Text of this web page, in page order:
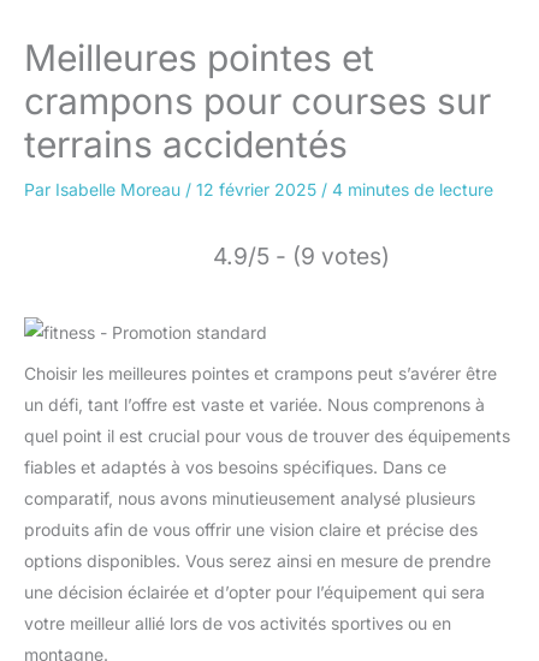
Meilleures pointes et
crampons pour courses sur
terrains accidentés
Par Isabelle Moreau / 12 février 2025 / 4 minutes de lecture
4.9/5 - (9 votes)
Choisir les meilleures pointes et crampons peut s’avérer être
un défi, tant l’offre est vaste et variée. Nous comprenons à
quel point il est crucial pour vous de trouver des équipements
fiables et adaptés à vos besoins spécifiques. Dans ce
comparatif, nous avons minutieusement analysé plusieurs
produits afin de vous offrir une vision claire et précise des
options disponibles. Vous serez ainsi en mesure de prendre
une décision éclairée et d’opter pour l’équipement qui sera
votre meilleur allié lors de vos activités sportives ou en
montagne.